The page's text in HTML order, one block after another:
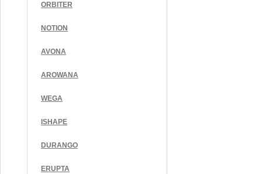
ORBITER
NOTION
AVONA
AROWANA
WEGA
ISHAPE
DURANGO
ERUPTA